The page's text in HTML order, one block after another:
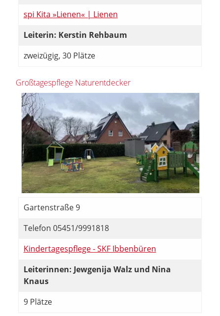
spi Kita »Lienen« | Lienen
Leiterin: Kerstin Rehbaum
zweizügig, 30 Plätze
Großtagespflege Naturentdecker
Gartenstraße 9
Telefon 05451/9991818
Kindertagespflege - SKF Ibbenbüren
Leiterinnen: Jewgenija Walz und Nina
Knaus
9 Plätze